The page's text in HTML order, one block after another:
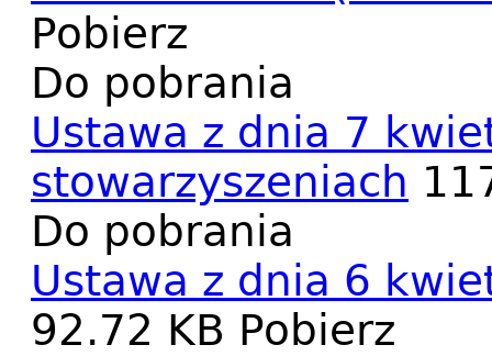
Pobierz
Do pobrania
Ustawa z dnia 7
stowarzyszeniach
Do pobrania
Ustawa z dnia 6
92.72 KB Pobierz